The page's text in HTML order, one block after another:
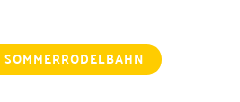
SOMMERRODELBAHN